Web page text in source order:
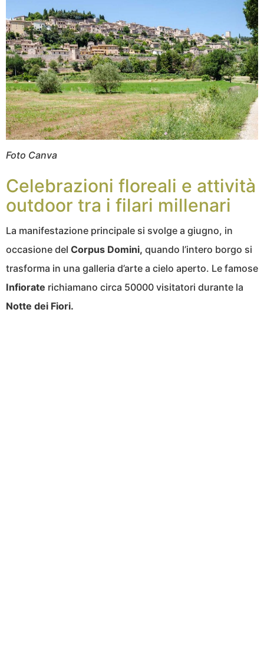
Foto Canva
Celebrazioni floreali e attività
outdoor tra i filari millenari
La manifestazione principale si svolge a giugno, in
occasione del Corpus Domini, quando l’intero borgo si
trasforma in una galleria d’arte a cielo aperto. Le famose
Infiorate richiamano circa 50000 visitatori durante la
Notte dei Fiori.